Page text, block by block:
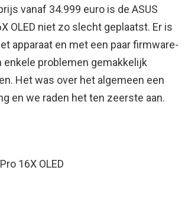
vanaf 34.999 euro is de ASUS
OLED niet zo slecht geplaatst. Er is
apparaat en met een paar firmware-
enkele problemen gemakkelijk
Het was over het algemeen een
en we raden het ten zeerste aan.
16X OLED